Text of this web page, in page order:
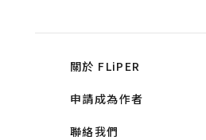
關於 FLiPER
申請成為作者
聯絡我們